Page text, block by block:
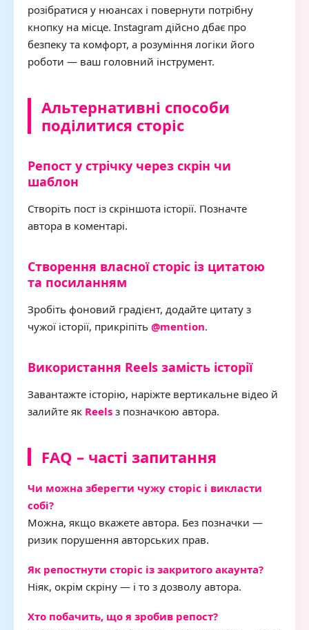
розібратися у нюансах і повернути потрібну
кнопку на місце. Instagram дійсно дбає про
безпеку та комфорт, а розуміння логіки його
роботи — ваш головний інструмент.
Альтернативні способи
поділитися сторіс
Репост у стрічку через скрін чи
шаблон
Створіть пост із скріншота історії. Позначте
автора в коментарі.
Створення власної сторіс із цитатою
та посиланням
Зробіть фоновий градієнт, додайте цитату з
чужої історії, прикріпіть @mention.
Використання Reels замість історії
Завантажте історію, наріжте вертикальне відео й
залийте як Reels з позначкою автора.
FAQ – часті запитання
Чи можна зберегти чужу сторіс і викласти
собі?
Можна, якщо вкажете автора. Без позначки —
ризик порушення авторських прав.
Як репостнути сторіс із закритого акаунта?
Ніяк, окрім скріну — і то з дозволу автора.
Хто побачить, що я зробив репост?